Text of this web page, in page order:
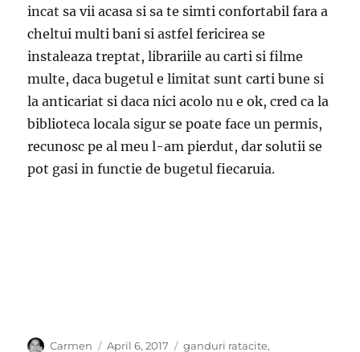
incat sa vii acasa si sa te simti confortabil fara a
cheltui multi bani si astfel fericirea se
instaleaza treptat, librariile au carti si filme
multe, daca bugetul e limitat sunt carti bune si
la anticariat si daca nici acolo nu e ok, cred ca la
biblioteca locala sigur se poate face un permis,
recunosc pe al meu l-am pierdut, dar solutii se
pot gasi in functie de bugetul fiecaruia.
Author
Carmen
Posted
April 6, 2017 Categories
ganduri ratacite,